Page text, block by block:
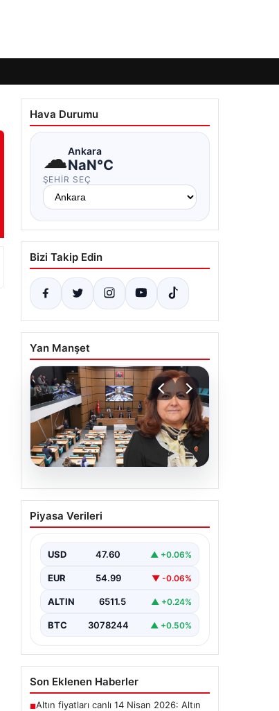
Hava Durumu
☁Ankara
NaN°C
ŞEHIR SEÇ
Bizi Takip Edin
Yan Manşet
05.08.2026
Üsküdar Belediyesi’nde
başkanvekili Sibel Tan
Piyasa Verileri
USD 47.60 ▲ +0.06%
EUR 54.99 ▼ -0.06%
ALTIN 6511.5 ▲ +0.24%
BTC 3078244 ▲ +0.50%
Son Eklenen Haberler
■Altın fiyatları canlı 14 Nisan 2026: Altın